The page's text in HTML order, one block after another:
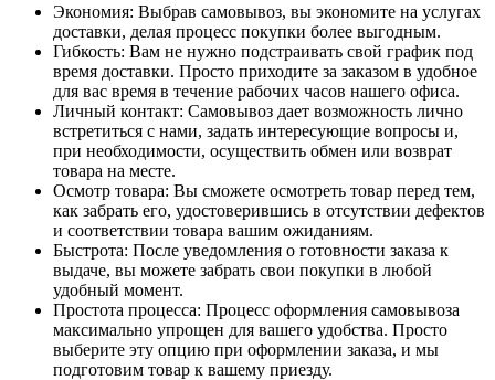
Экономия: Выбрав самовывоз, вы экономите на услугах
доставки, делая процесс покупки более выгодным.
Гибкость: Вам не нужно подстраивать свой график под
время доставки. Просто приходите за заказом в удобное
для вас время в течение рабочих часов нашего офиса.
Личный контакт: Самовывоз дает возможность лично
встретиться с нами, задать интересующие вопросы и,
при необходимости, осуществить обмен или возврат
товара на месте.
Осмотр товара: Вы сможете осмотреть товар перед тем,
как забрать его, удостоверившись в отсутствии дефектов
и соответствии товара вашим ожиданиям.
Быстрота: После уведомления о готовности заказа к
выдаче, вы можете забрать свои покупки в любой
удобный момент.
Простота процесса: Процесс оформления самовывоза
максимально упрощен для вашего удобства. Просто
выберите эту опцию при оформлении заказа, и мы
подготовим товар к вашему приезду.